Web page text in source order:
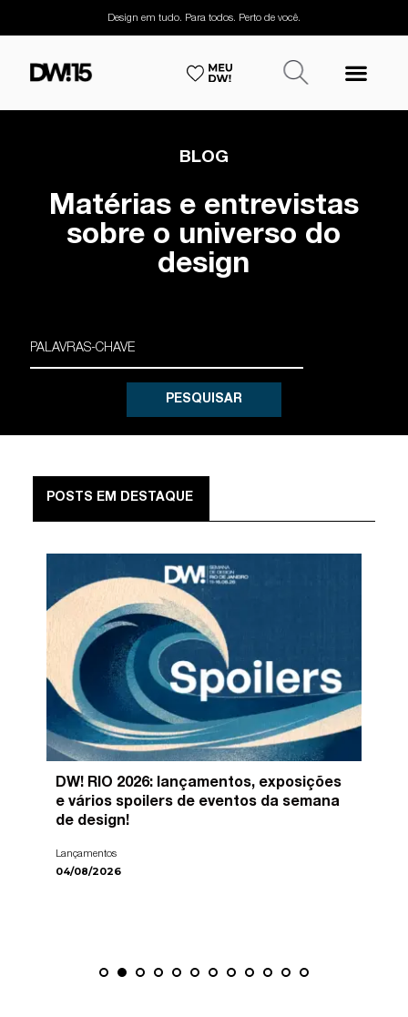
Design em tudo. Para todos. Perto de você.
BLOG
Matérias e entrevistas
sobre o universo do
design
PESQUISAR
POSTS EM DESTAQUE
DW! RIO 2026: lançamentos, exposições
e vários spoilers de eventos da semana
de design!
Lançamentos
04/08/2026